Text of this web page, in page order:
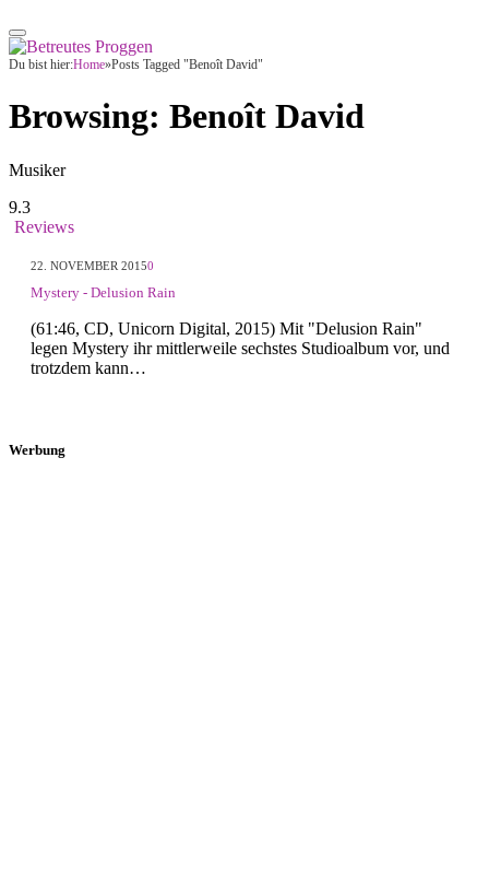
Du bist hier:Home»Posts Tagged "Benoît David"
Browsing: Benoît David
Musiker
9.3
Reviews
22. NOVEMBER 20150
Mystery - Delusion Rain
(61:46, CD, Unicorn Digital, 2015) Mit "Delusion Rain"
legen Mystery ihr mittlerweile sechstes Studioalbum vor, und
trotzdem kann…
Werbung